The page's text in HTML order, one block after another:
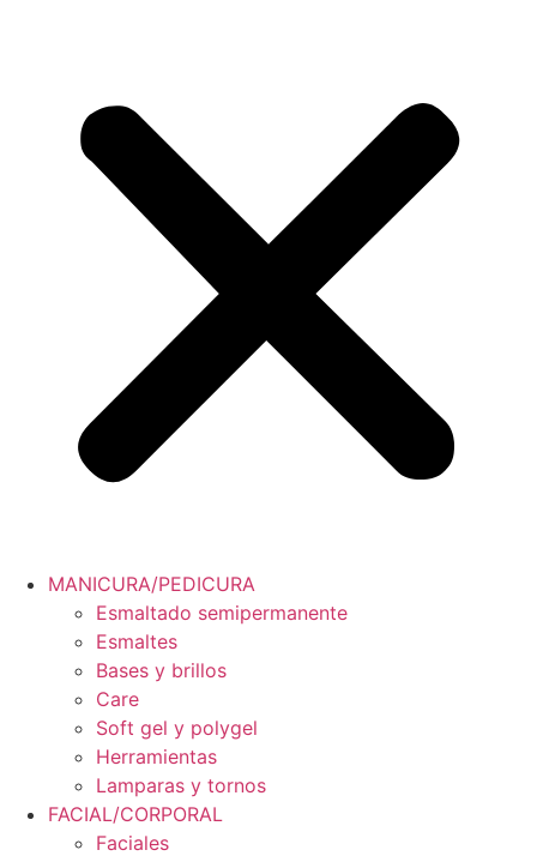
MANICURA/PEDICURA
Esmaltado semipermanente
Esmaltes
Bases y brillos
Care
Soft gel y polygel
Herramientas
Lamparas y tornos
FACIAL/CORPORAL
Faciales